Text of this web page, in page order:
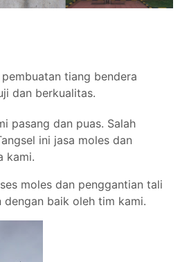
tiang bendera
dan berkualitas.
pasang dan puas. Salah
ini jasa moles dan
kami.
moles dan penggantian tali
dengan baik oleh tim kami.